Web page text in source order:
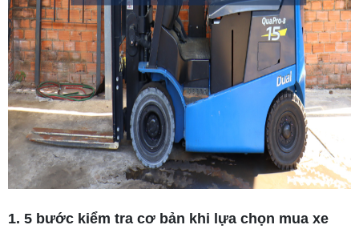
1. 5 bước kiểm tra cơ bản khi lựa chọn mua xe